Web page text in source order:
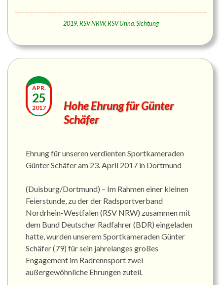
2019,RSV NRW,RSV Unna,Sichtung
APR.
25
2017
Hohe Ehrung für Günter
Schäfer
Ehrung für unseren verdienten Sportkameraden
Günter Schäfer am 23. April 2017 in Dortmund
(Duisburg/Dortmund) – Im Rahmen einer kleinen
Feierstunde, zu der der Radsportverband
Nordrhein-Westfalen (RSV NRW) zusammen mit
dem Bund Deutscher Radfahrer (BDR) eingeladen
hatte, wurden unserem Sportkameraden Günter
Schäfer (79) für sein jahrelanges großes
Engagement im Radrennsport zwei
außergewöhnliche Ehrungen zuteil.